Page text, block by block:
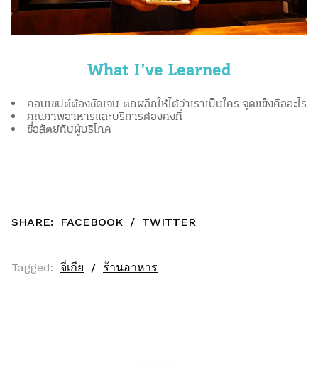
What I’ve Learned
คอนเซปต์ต้องชัดเจน ตกผลึกให้ได้ว่าเราเป็นใคร จุดแข็งคืออะไร
คุณภาพอาหารและบริการต้องคงที่
ซื่อสัตย์กับผู้บริโภค
SHARE: FACEBOOK / TWITTER
Tagged: จี่เกีย ร้านอาหาร